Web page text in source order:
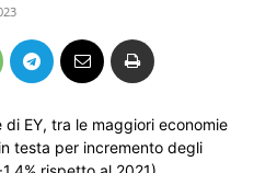
EY, tra le maggiori economie
testa per incremento degli